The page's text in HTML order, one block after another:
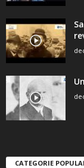
CATEGORIE